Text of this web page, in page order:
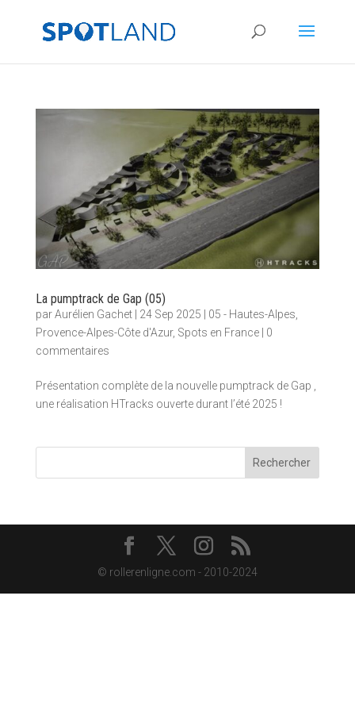
La pumptrack de Gap (05)
parAurélien Gachet| 24 Sep 2025 | 05 - Hautes-Alpes
Provence-Alpes-Côte d'Azur, Spots en France| 0
commentaires
Présentation complète de la nouvelle pumptrack de Gap ,
une réalisation HTracks ouverte durant l’été 2025 !
Rechercher
© rollerenligne.com - 2010-2024